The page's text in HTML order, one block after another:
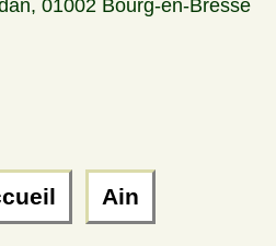
01002 Bourg-en-Bresse
Ain